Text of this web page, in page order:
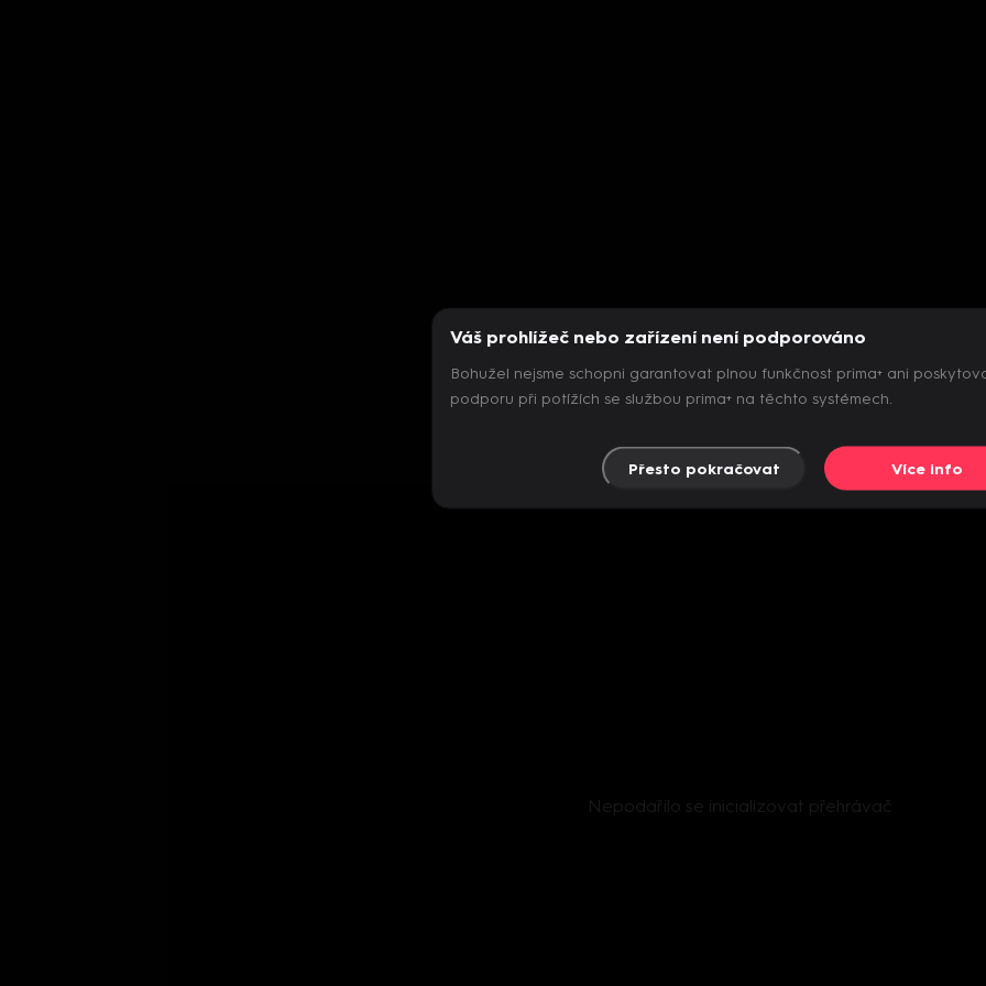
Nepodařilo se inicializovat přehrávač
Váš prohlížeč nebo zařízení není podporováno
Bohužel nejsme schopni garantovat plnou funkčnost prima+ ani
podporu při potížích se službou prima+ na těchto systémech.
Přesto pokračovat Více info